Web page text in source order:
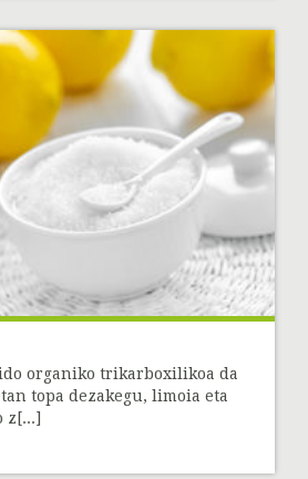
organiko trikarboxilikoa da
topa dezakegu, limoia eta
z[...]